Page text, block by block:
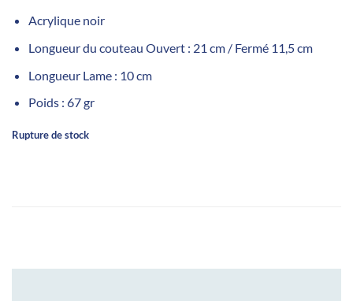
Acrylique noir
Longueur du couteau Ouvert : 21 cm / Fermé 11,5 cm
Longueur Lame : 10 cm
Poids : 67 gr
Rupture de stock